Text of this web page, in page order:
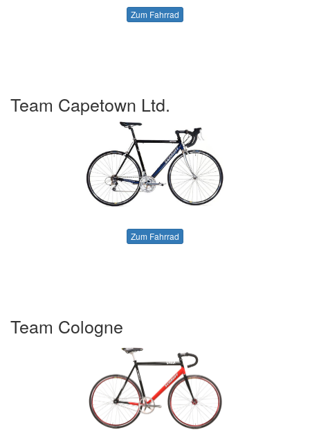
Zum Fahrrad
Team Capetown Ltd.
Zum Fahrrad
Team Cologne